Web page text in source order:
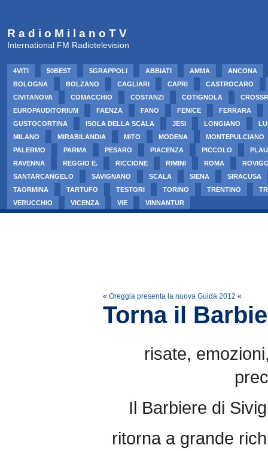
R a d i o M i l a n o T V
International FM Radiotelevision
4VITI 50BEST 5GRAPPOLI ABBIATI AMMA
ANCONA
BOLOGNA
BOLZANO CAGLIARI CAPRI
CASTROCARO
CIVITANOVA
COMACCHIO COSTANZI COTIGNOLA
EUROPAUDITORIUM
FAENZA FANO FENICE
FERRARA
GUSTOCORTINA
ISOLA DELLA SCALA JESI LONGIANO
MILANO
MIRABILANDIA MITO MODENA
MONTEPULCIANO
PALERMO
PARMA PESARO PIACENZA PICCOLO
RAVENNA
REGGIO E. RICCIONE RIMINI ROMA
SANTARCANGELO
SAVIGNANO SCALA SIENA
SIRACUSA
TAORMINA
TARTUFO TESTORI TORINO TRENTINO
VERUCCHIO
VICENZA VIE VINNANTUR
« Oreggia presenta la nuova Guida 2012 «
Torna il
risate,
Il Barbiere di
ritorna a grande